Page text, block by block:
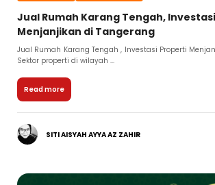
Jual Rumah Karang Tengah,
Menjanjikan di Tangerang
Jual Rumah Karang Tengah , Investasi Properti
Sektor properti di wilayah ...
Read more
SITI AISYAH AYYA AZ ZAHIR